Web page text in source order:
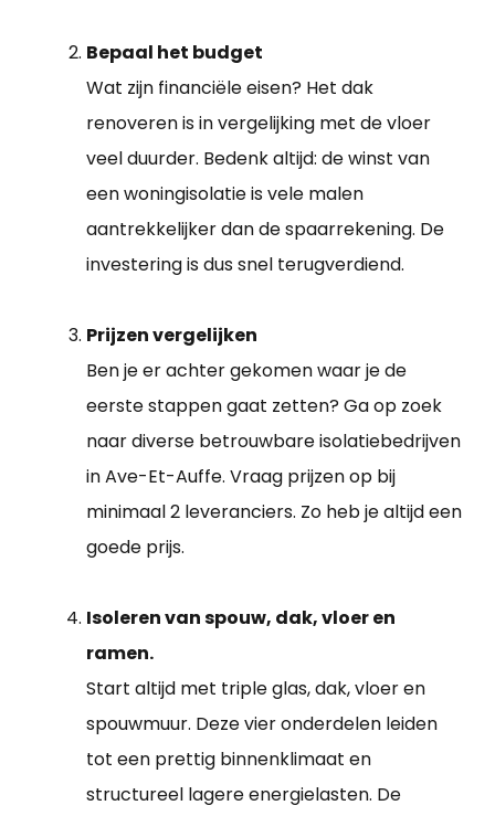
Bepaal het budget
Wat zijn financiële eisen? Het dak
renoveren is in vergelijking met de vloer
veel duurder. Bedenk altijd: de winst van
een woningisolatie is vele malen
aantrekkelijker dan de spaarrekening. De
investering is dus snel terugverdiend.
Prijzen vergelijken
Ben je er achter gekomen waar je de
eerste stappen gaat zetten? Ga op zoek
naar diverse betrouwbare isolatiebedrijven
in Ave-Et-Auffe. Vraag prijzen op bij
minimaal 2 leveranciers. Zo heb je altijd een
goede prijs.
Isoleren van spouw, dak, vloer en
ramen.
Start altijd met triple glas, dak, vloer en
spouwmuur. Deze vier onderdelen leiden
tot een prettig binnenklimaat en
structureel lagere energielasten. De